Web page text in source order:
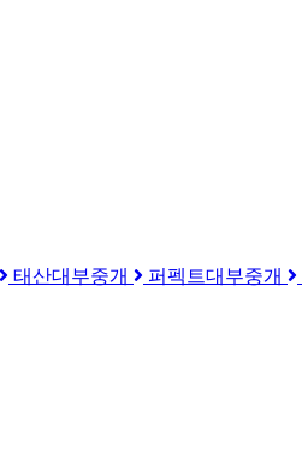
태산대부중개 퍼펙트대부중개